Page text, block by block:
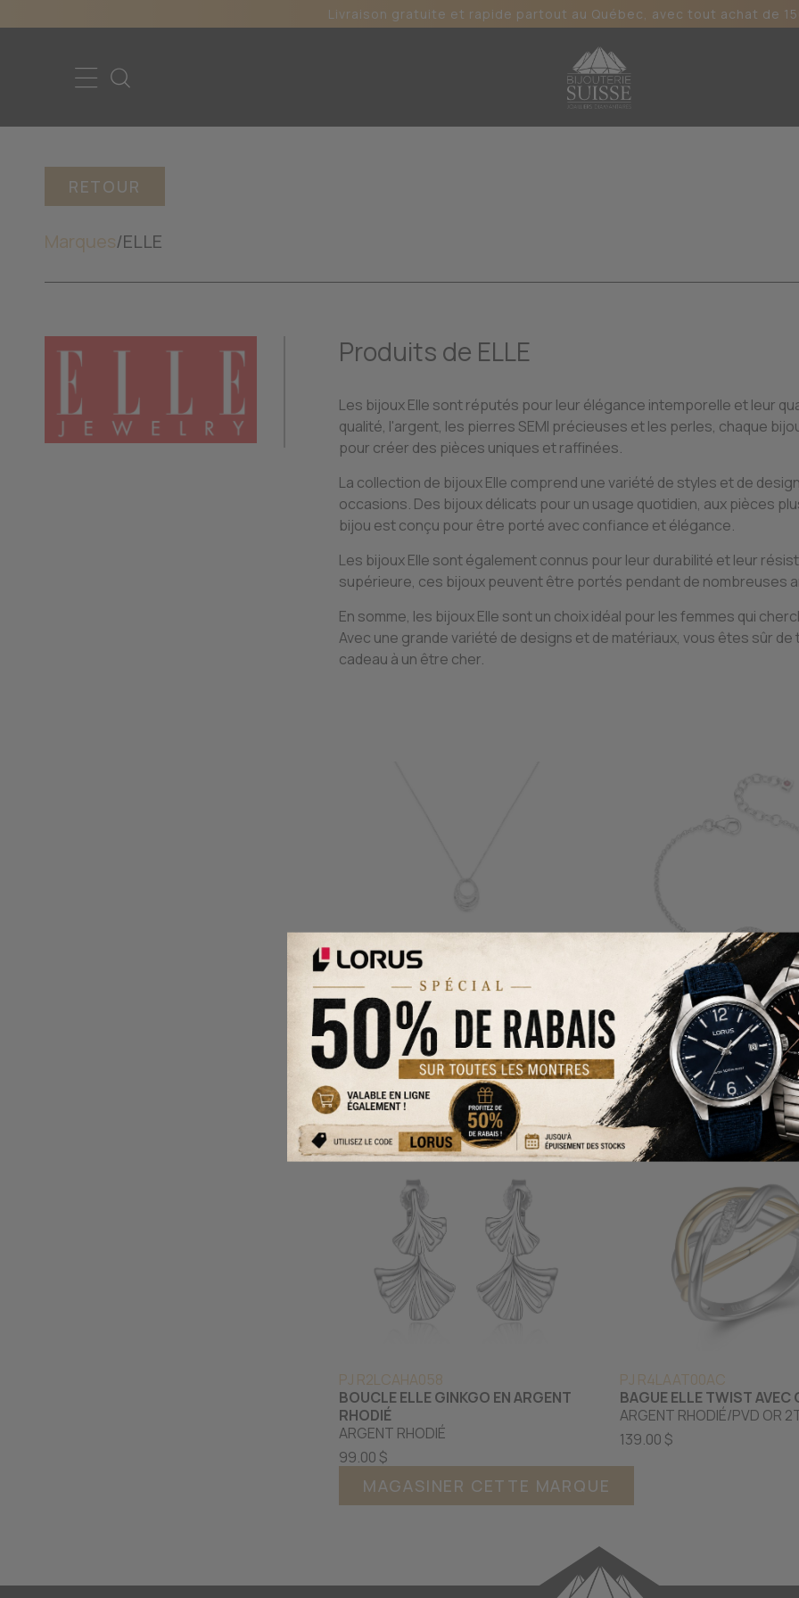
Livraison gratuite et rapide partout au Québec, avec tout achat de
RETOUR
Marques/ELLE
Produits de ELLE
Les bijoux Elle sont réputés pour leur élégance intemporelle et leur
qualité, l'argent, les pierres SEMI précieuses et les perles, chaque
pour créer des pièces uniques et raffinées.
La collection de bijoux Elle comprend une variété de styles et de
occasions. Des bijoux délicats pour un usage quotidien, aux pièces
bijou est conçu pour être porté avec confiance et élégance.
Les bijoux Elle sont également connus pour leur durabilité et leur
supérieure, ces bijoux peuvent être portés pendant de nombreuses
En somme, les bijoux Elle sont un choix idéal pour les femmes qui
Avec une grande variété de designs et de matériaux, vous êtes sûr
cadeau à un être cher.
PJ R0LC0N004L
COLLIER DOUBLE CERCLE AJOURÉ
AVEC CZ
ARGENT RHODIÉ
249.00 $
PJ R1LAQQ004Q
BRACELET DOUBLE
AVEC CZ
ARGENT RHODIÉ
189.00 $
PJ R2LCAHA058
BOUCLE ELLE GINKGO EN ARGENT
RHODIÉ
ARGENT RHODIÉ
99.00 $
PJ R4LAAT00AC
BAGUE ELLE TWIST AVEC
ARGENT RHODIÉ/PVD OR
139.00 $
MAGASINER CETTE MARQUE